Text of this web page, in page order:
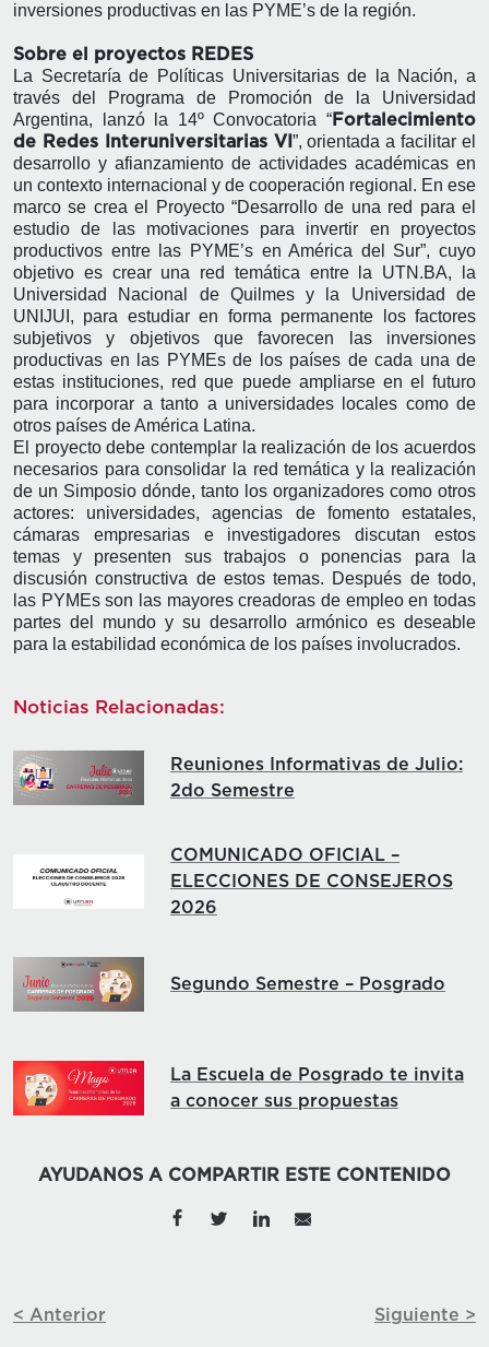
inversiones productivas en las PYME’s de la región.
Sobre el proyectos REDES
La Secretaría de Políticas Universitarias de la Nación, a
través del Programa de Promoción de la Universidad
Argentina, lanzó la 14º Convocatoria “ Fortalecimiento
de Redes Interuniversitarias VI ”, orientada a facilitar el
desarrollo y afianzamiento de actividades académicas en
un contexto internacional y de cooperación regional. En ese
marco se crea el Proyecto “Desarrollo de una red para el
estudio de las motivaciones para invertir en proyectos
productivos entre las PYME’s en América del Sur”, cuyo
objetivo es crear una red temática entre la UTN.BA, la
Universidad Nacional de Quilmes y la Universidad de
UNIJUI, para estudiar en forma permanente los factores
subjetivos y objetivos que favorecen las inversiones
productivas en las PYMEs de los países de cada una de
estas instituciones, red que puede ampliarse en el futuro
para incorporar a tanto a universidades locales como de
otros países de América Latina.
El proyecto debe contemplar la realización de los acuerdos
necesarios para consolidar la red temática y la realización
de un Simposio dónde, tanto los organizadores como otros
actores: universidades, agencias de fomento estatales,
cámaras empresarias e investigadores discutan estos
temas y presenten sus trabajos o ponencias para la
discusión constructiva de estos temas. Después de todo,
las PYMEs son las mayores creadoras de empleo en todas
partes del mundo y su desarrollo armónico es deseable
para la estabilidad económica de los países involucrados.
Noticias Relacionadas:
Reuniones Informativas de Julio:
2do Semestre
COMUNICADO OFICIAL –
ELECCIONES DE CONSEJEROS
2026
Segundo Semestre – Posgrado
La Escuela de Posgrado te invita
a conocer sus propuestas
AYUDANOS A COMPARTIR ESTE CONTENIDO
< Anterior Siguiente >